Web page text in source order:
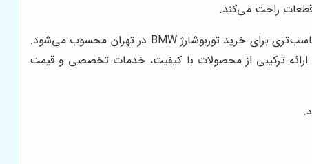
قطعات راحت می‌کند.
با ارائه خدمات جامع‌تر و قیمت‌های رقابتی‌تر، گزینه مناسب‌تری برای خرید توربوشارژ BMW در تهران محسوب می‌شود.
ارائه ترکیبی از محصولات با کیفیت، خدمات تخصصی و قیمت